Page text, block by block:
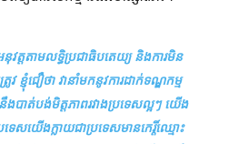
វត្ត​តាម​លទ្ធិប្រជាធិបតេយ្យ និង​ការ​មិន​
ខ្ញុំ​ជឿ​ថា វា​នាំ​មក​នូវ​ការ​ដាក់​ទណ្ឌកម្ម​
ង​បាត់បង់​​មិត្តភាព​រវាង​ប្រទេស​ល្អៗ យើង​
េស​យើង​ក្លាយ​ជា​ប្រទេស​មាន​កេរ្តិ៍ឈ្មោះ​